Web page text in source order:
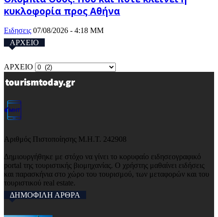
κυκλοφορία προς Αθήνα
Ειδησεις 07/08/2026 - 4:18 ΜΜ
ΑΡΧΕΙΟ
ΑΡΧΕΙΟ
Αριθμός Πιστοποίησης Μ.Η.Τ. 242908
Δημιουργήθηκε με στόχο να γίνει το κορυφαίο ειδησεογραφικό
portal της τουριστικής βιομηχανίας. Ο χρήστης μαθαίνει ειδήσεις
και παρασκήνια στο χώρο του τουρισμού, των μεταφορών και του
τουριστικού real estate.
ΔΗΜΟΦΙΛΗ ΑΡΘΡΑ